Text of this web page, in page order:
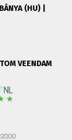
(HU) |
VEENDAM